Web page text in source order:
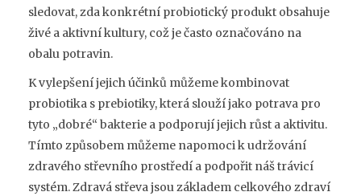
sledovat, zda konkrétní probiotický produkt obsahuje
živé a aktivní kultury, což je často označováno na
obalu potravin.
K vylepšení jejich účinků můžeme kombinovat
probiotika s prebiotiky, která slouží jako potrava pro
tyto „dobré“ bakterie a podporují jejich růst a aktivitu.
Tímto způsobem můžeme napomoci k udržování
zdravého střevního prostředí a podpořit náš trávicí
systém. Zdravá střeva jsou základem celkového zdraví